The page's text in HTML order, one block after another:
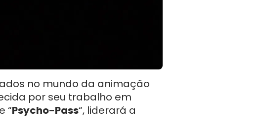
no mundo da animação
por seu trabalho em
“Psycho-Pass“, liderará a